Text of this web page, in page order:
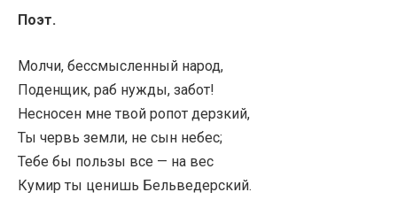
Поэт.
Молчи, бессмысленный народ,
Поденщик, раб нужды, забот!
Несносен мне твой ропот дерзкий,
Ты червь земли, не сын небес;
Тебе бы пользы все — на вес
Кумир ты ценишь Бельведерский.